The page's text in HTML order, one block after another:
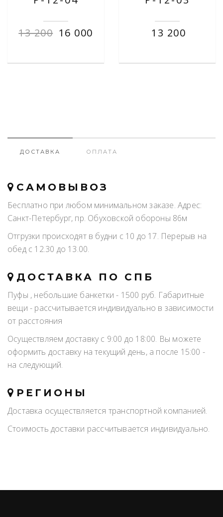
13 200 16 000 13 200
ДОСТАВКА ОПЛАТА
САМОВЫВОЗ
Бесплатно при любом минимальном заказе. Адрес:
Санкт-Петербург, пр. Обуховской обороны 86м
Отгрузки происходят в будни с 10 до 17. Перерыв на
обед с 12.30 до 13.00.
ДОСТАВКА ПО СПБ
Пуфы , небольшие банкетки - 1500 руб. Габаритные
вещи - рассчитывается индивидуально в зависимости
от расстояния
Осуществляем доставку с 9:00 до 18:00. Вы можете
оформить доставку на текущий день, а после 15:00 -
на следующий.
РЕГИОНЫ
Доставка осуществляется транспортной компанией.
Стоимость доставки рассчитывается индивидуально.